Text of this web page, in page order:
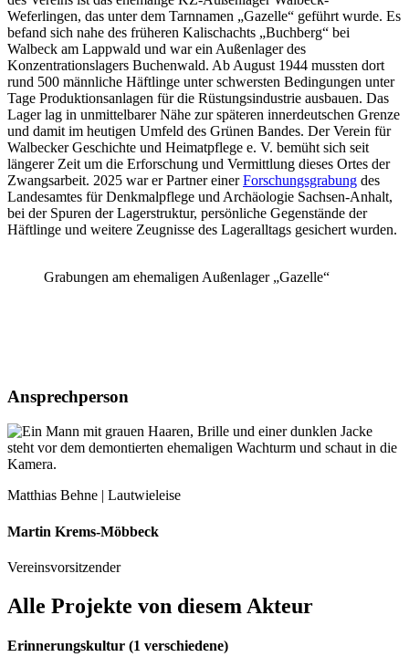
Weferlingen, das unter dem Tarnnamen „Gazelle“ geführt wurde. Es
befand sich nahe des früheren Kalischachts „Buchberg“ bei
Walbeck am Lappwald und war ein Außenlager des
Konzentrationslagers Buchenwald. Ab August 1944 mussten dort
rund 500 männliche Häftlinge unter schwersten Bedingungen unter
Tage Produktionsanlagen für die Rüstungsindustrie ausbauen. Das
Lager lag in unmittelbarer Nähe zur späteren innerdeutschen Grenze
und damit im heutigen Umfeld des Grünen Bandes. Der Verein für
Walbecker Geschichte und Heimatpflege e. V. bemüht sich seit
längerer Zeit um die Erforschung und Vermittlung dieses Ortes der
Zwangsarbeit. 2025 war er Partner einerForschungsgrabung des
Landesamtes für Denkmalpflege und Archäologie Sachsen-Anhalt,
bei der Spuren der Lagerstruktur, persönliche Gegenstände der
Häftlinge und weitere Zeugnisse des Lageralltags gesichert wurden.
Grabungen am ehemaligen Außenlager „Gazelle“
Ansprechperson
Matthias Behne | Lautwieleise
Martin Krems-Möbbeck
Vereinsvorsitzender
Alle Projekte von diesem Akteur
Erinnerungskultur (1 verschiedene)